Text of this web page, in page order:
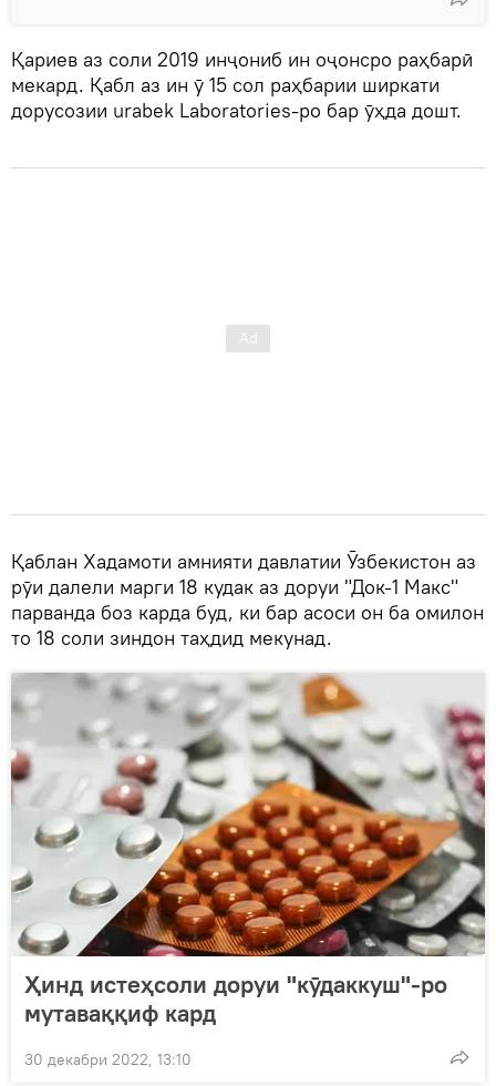
Қариев аз соли 2019 инҷониб ин оҷонсро раҳбарӣ
мекард. Қабл аз ин ӯ 15 сол раҳбарии ширкати
дорусозии urabek Laboratories-ро бар ӯҳда дошт.
Қаблан Хадамоти амнияти давлатии Ӯзбекистон аз
рӯи далели марги 18 кудак аз доруи "Док-1 Макс"
парванда боз карда буд, ки бар асоси он ба омилон
то 18 соли зиндон таҳдид мекунад.
Ҳинд истеҳсоли доруи "кӯдаккуш"-ро
мутаваққиф кард
30 декабри 2022, 13:10